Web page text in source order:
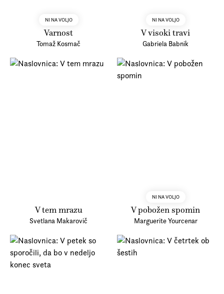
NI NA VOLJO
Varnost
Tomaž Kosmač
NI NA VOLJO
V visoki travi
Gabriela Babnik
V tem mrazu
Svetlana Makarovič
NI NA VOLJO
V pobožen spomin
Marguerite Yourcenar